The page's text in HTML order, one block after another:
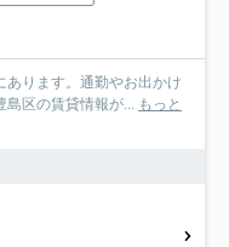
あります。通勤やお出かけ
区の賃貸情報が...
もっと